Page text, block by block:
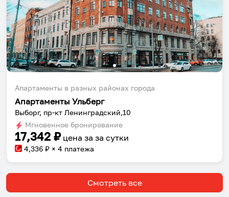
Апартаменты в разных районах города
Апартаменты Ульберг
Выборг, пр-кт Ленинградский,10
Мгновенное бронирование
17,342 ₽ цена за за сутки
4,336 ₽ × 4 платежа
Смотреть все